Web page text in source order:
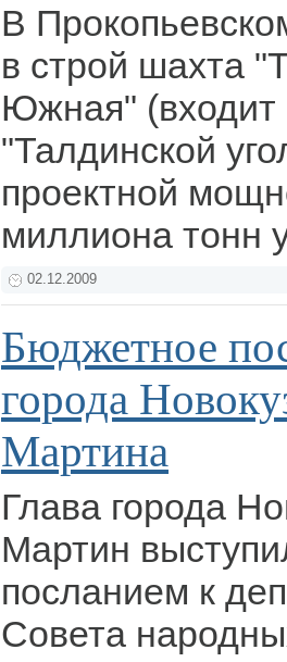
В
в строй шахта
Южная" (входит
"Талдинской
проектной
миллиона тонн
02.12.2009
Бюджетное
города
Мартина
Глава города
Мартин
посланием к
Совета